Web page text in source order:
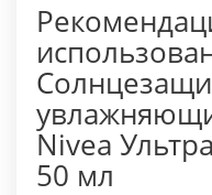
Nivea
50 мл